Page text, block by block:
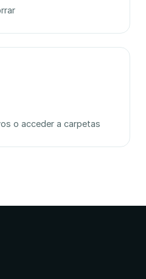
o acceder a carpetas